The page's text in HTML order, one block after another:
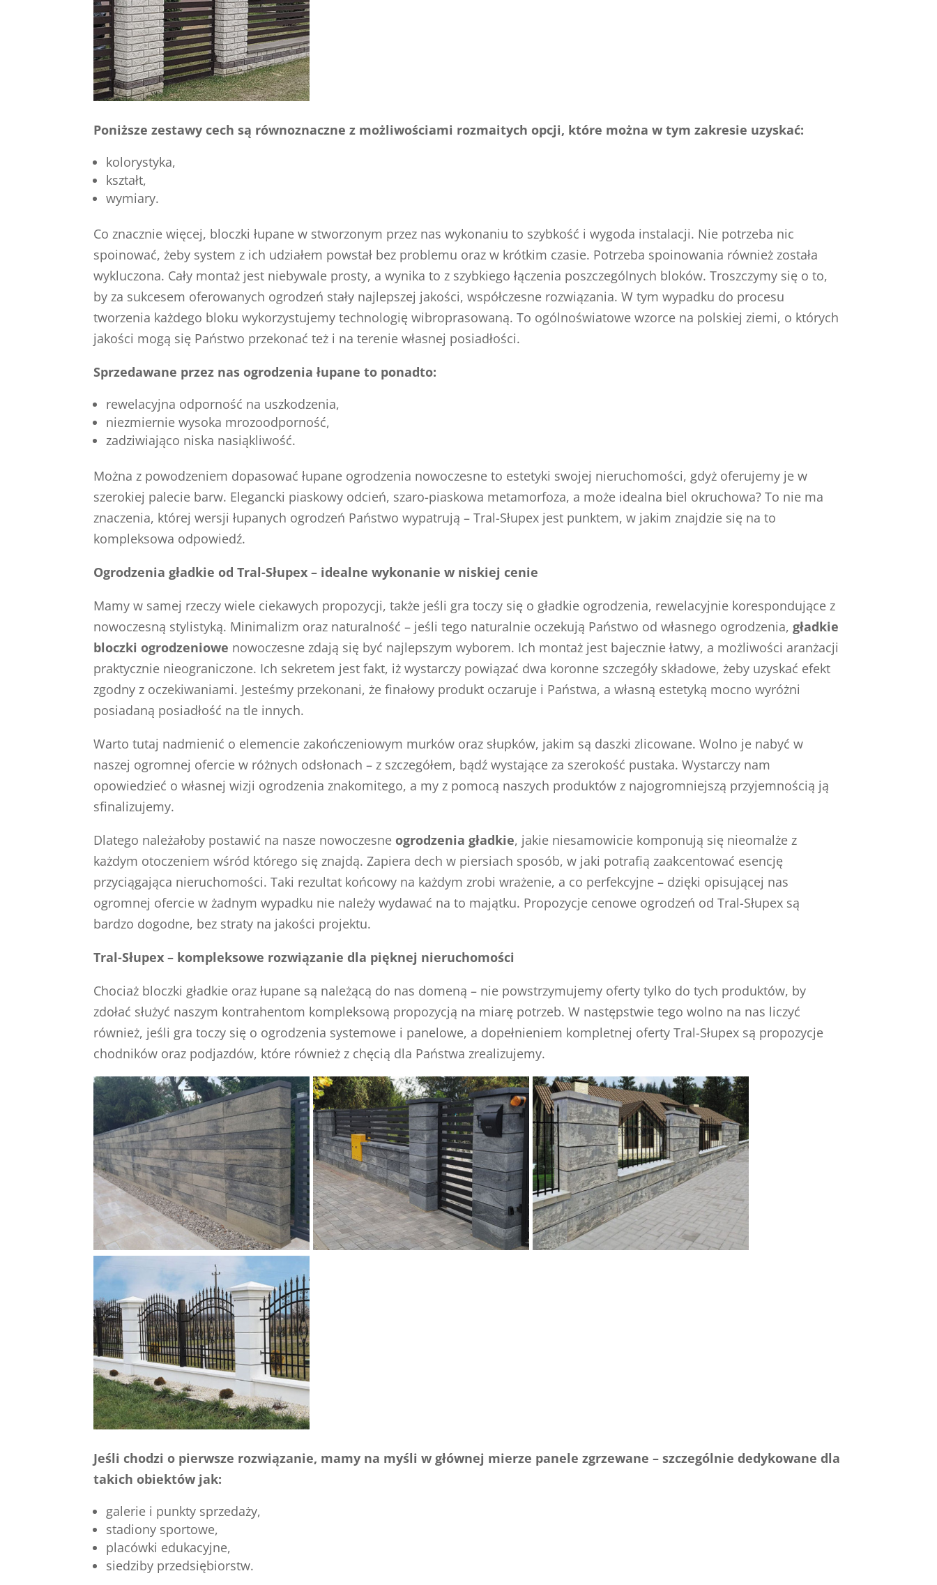
Poniższe zestawy cech są równoznaczne z możliwościami rozmaitych opcji, które można w tym zakresie uzyskać:
kolorystyka,
kształt,
wymiary.
Co znacznie więcej, bloczki łupane w stworzonym przez nas wykonaniu to szybkość i wygoda instalacji. Nie potrzeba nic
spoinować, żeby system z ich udziałem powstał bez problemu oraz w krótkim czasie. Potrzeba spoinowania również została
wykluczona. Cały montaż jest niebywale prosty, a wynika to z szybkiego łączenia poszczególnych bloków. Troszczymy się o to,
by za sukcesem oferowanych ogrodzeń stały najlepszej jakości, współczesne rozwiązania. W tym wypadku do procesu
tworzenia każdego bloku wykorzystujemy technologię wibroprasowaną. To ogólnoświatowe wzorce na polskiej ziemi, o których
jakości mogą się Państwo przekonać też i na terenie własnej posiadłości.
Sprzedawane przez nas ogrodzenia łupane to ponadto:
rewelacyjna odporność na uszkodzenia,
niezmiernie wysoka mrozoodporność,
zadziwiająco niska nasiąkliwość.
Można z powodzeniem dopasować łupane ogrodzenia nowoczesne to estetyki swojej nieruchomości, gdyż oferujemy je w
szerokiej palecie barw. Elegancki piaskowy odcień, szaro-piaskowa metamorfoza, a może idealna biel okruchowa? To nie ma
znaczenia, której wersji łupanych ogrodzeń Państwo wypatrują – Tral-Słupex jest punktem, w jakim znajdzie się na to
kompleksowa odpowiedź.
Ogrodzenia gładkie od Tral-Słupex – idealne wykonanie w niskiej cenie
Mamy w samej rzeczy wiele ciekawych propozycji, także jeśli gra toczy się o gładkie ogrodzenia, rewelacyjnie korespondujące z
nowoczesną stylistyką. Minimalizm oraz naturalność – jeśli tego naturalnie oczekują Państwo od własnego ogrodzenia,gładkie
bloczki ogrodzeniowe nowoczesne zdają się być najlepszym wyborem. Ich montaż jest bajecznie łatwy, a możliwości aranżacji
praktycznie nieograniczone. Ich sekretem jest fakt, iż wystarczy powiązać dwa koronne szczegóły składowe, żeby uzyskać efekt
zgodny z oczekiwaniami. Jesteśmy przekonani, że finałowy produkt oczaruje i Państwa, a własną estetyką mocno wyróżni
posiadaną posiadłość na tle innych.
Warto tutaj nadmienić o elemencie zakończeniowym murków oraz słupków, jakim są daszki zlicowane. Wolno je nabyć w
naszej ogromnej ofercie w różnych odsłonach – z szczegółem, bądź wystające za szerokość pustaka. Wystarczy nam
opowiedzieć o własnej wizji ogrodzenia znakomitego, a my z pomocą naszych produktów z najogromniejszą przyjemnością ją
sfinalizujemy.
Dlatego należałoby postawić na nasze nowoczesne ogrodzenia gładkie, jakie niesamowicie komponują się nieomalże z
każdym otoczeniem wśród którego się znajdą. Zapiera dech w piersiach sposób, w jaki potrafią zaakcentować esencję
przyciągająca nieruchomości. Taki rezultat końcowy na każdym zrobi wrażenie, a co perfekcyjne – dzięki opisującej nas
ogromnej ofercie w żadnym wypadku nie należy wydawać na to majątku. Propozycje cenowe ogrodzeń od Tral-Słupex są
bardzo dogodne, bez straty na jakości projektu.
Tral-Słupex – kompleksowe rozwiązanie dla pięknej nieruchomości
Chociaż bloczki gładkie oraz łupane są należącą do nas domeną – nie powstrzymujemy oferty tylko do tych produktów, by
zdołać służyć naszym kontrahentom kompleksową propozycją na miarę potrzeb. W następstwie tego wolno na nas liczyć
również, jeśli gra toczy się o ogrodzenia systemowe i panelowe, a dopełnieniem kompletnej oferty Tral-Słupex są propozycje
chodników oraz podjazdów, które również z chęcią dla Państwa zrealizujemy.
Jeśli chodzi o pierwsze rozwiązanie, mamy na myśli w głównej mierze panele zgrzewane – szczególnie dedykowane dla
takich obiektów jak:
galerie i punkty sprzedaży,
stadiony sportowe,
placówki edukacyjne,
siedziby przedsiębiorstw.